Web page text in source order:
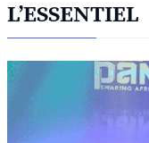
L’ESSENTIEL